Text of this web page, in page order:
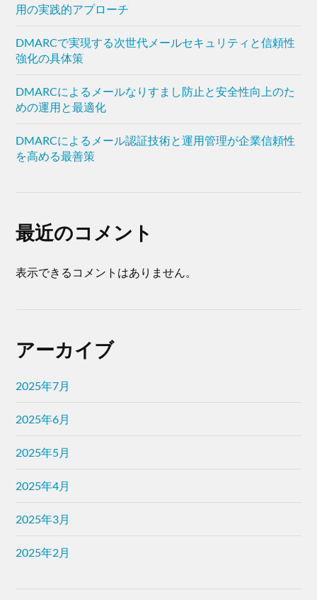
用の実践的アプローチ
DMARCで実現する次世代メールセキュリティと信頼性
強化の具体策
DMARCによるメールなりすまし防止と安全性向上のた
めの運用と最適化
DMARCによるメール認証技術と運用管理が企業信頼性
を高める最善策
最近のコメント
表示できるコメントはありません。
アーカイブ
2025年7月
2025年6月
2025年5月
2025年4月
2025年3月
2025年2月